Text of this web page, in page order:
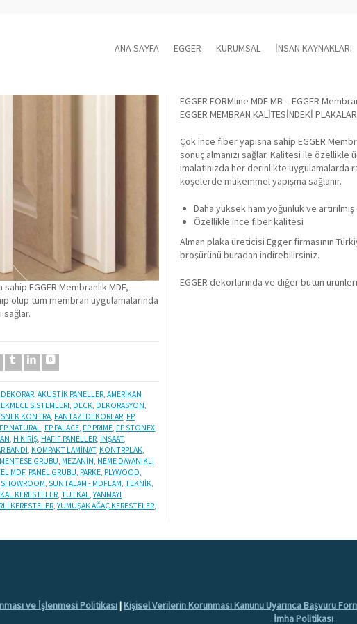
ANA SAYFA EGGER KURUMSAL İNSAN KAYNAKLARI
EGGER Membranlık MDF,
olup tüm membran uygulamalarında
sağlar.
, AKUSTİK PANELLER, AMERİKAN
SISTEMLERI, DECK, DEKORASYON,
KONTRA, FANTAZİ DEKORLAR, FP
FP NATURAL, FP PALACE, FP PRIME, FP STONEX,
, H KİRİŞ, HAFİF PANELLER, İNŞAAT,
BANDI, KOMPAKT LAMİNAT, KONTRPLAK,
MENTESE GRUBU, MEZANİN, NEME DAYANIKLI
MDF, PANEL GRUBU, PARKE, PLYWOOD,
SHOWROOM, SUNTALAM - MDFLAM, TEKNİK,
KERESTELER, TUTKAL, YANMAYI
KERESTELER, YUMUŞAK AĞAÇ KERESTELER,
EGGER FORMline MDF MB – EGGER
EGGER MEMBRAN KALİTESİNDEKİ PLAKALAR
Çok ince fiber yapısna sahip EGGER
sonuç almanızı sağlar. Kalitesi ile
imalatınızda her derinlikte uygulamalarda
köşelerde mükemmel yapışma sağlanır.
Daha yüksek ham yoğunluk ve
Özellikle ince fiber kalitesi
Alman plaka üreticisi Egger firmasının
broşürünü buradan indirebilirsiniz.
EGGER dekorlarında ve diğer bütün
ve İşlenmesi Politikası |Kişisel Verilerin Korunması Kanunu Uyarınca Başvuru
İmha Politikası